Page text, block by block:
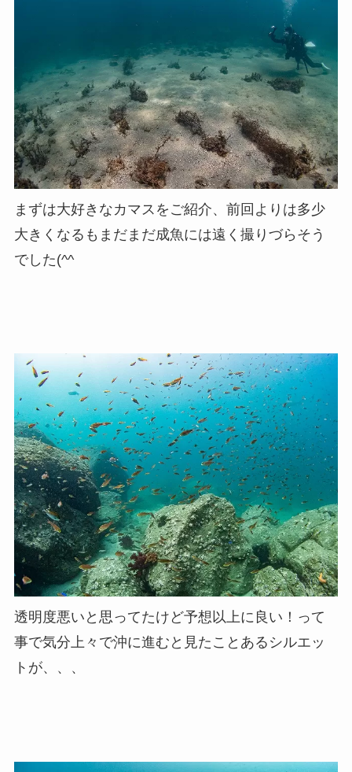
まずは大好きなカマスをご紹介、前回よりは多少
大きくなるもまだまだ成魚には遠く撮りづらそう
でした(^^ゞ
透明度悪いと思ってたけど予想以上に良い！って
事で気分上々で沖に進むと見たことあるシルエッ
トが、、、